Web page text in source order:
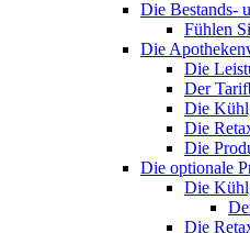
Die Bestands-
Fühlen
Die
Die
Der
Die
Die
Die
Die optionale
Die
Die